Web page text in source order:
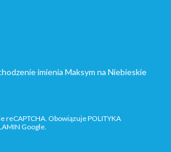
imienia Maksym na Niebieskie
reCAPTCHA. ObowiązujePOLITYKA
Google.